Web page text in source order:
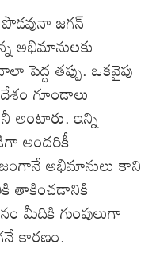
జగన్
అభిమానులకు
తప్పు. ఒకవైపు
గూండాలు
ఇన్ని
అందరికీ
అభిమానులు కాని
తాకించడానికి
మీదికి గుంపులుగా
కారణం.